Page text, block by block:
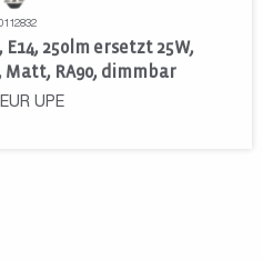
250lm ersetzt 25W,
Matt, RA90, dimmbar
EUR UPE